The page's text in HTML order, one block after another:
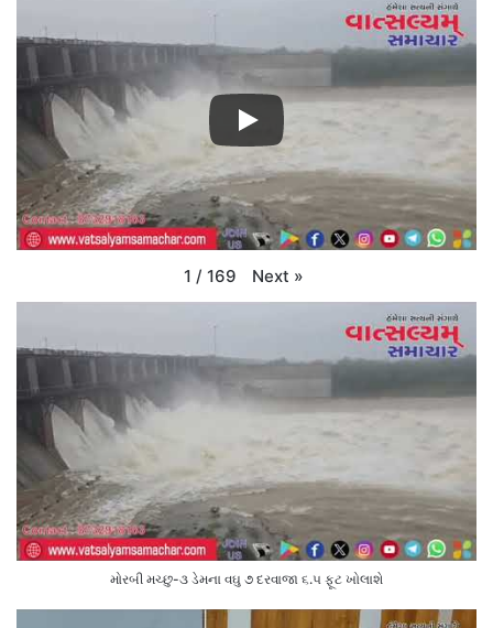
1 / 169 Next »
મોરબી મચ્છુ-૩ ડેમના વઘુ ૭ દરવાજા ૬.૫ ફૂટ ખોલાશે